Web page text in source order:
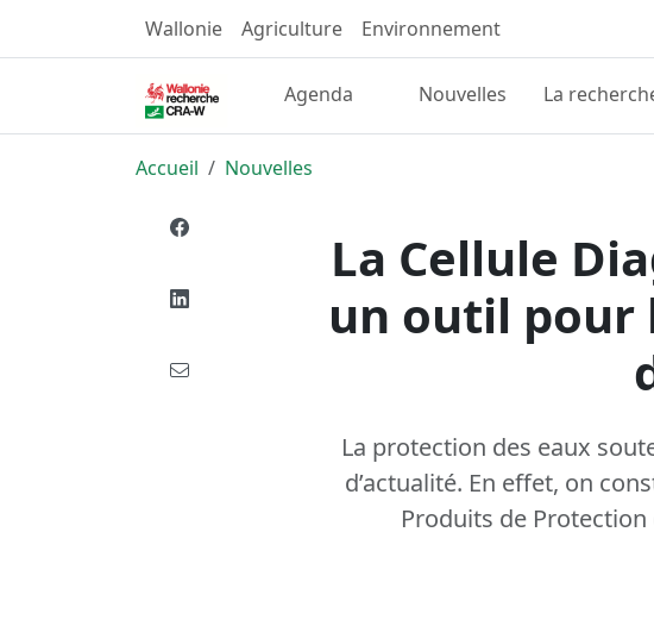
Wallonie Agriculture Environnement
Agenda Nouvelles La
Accueil
Nouvelles
La Cellule
un outil pour
La protection des eaux
d’actualité. En effet, on
Produits de Protection